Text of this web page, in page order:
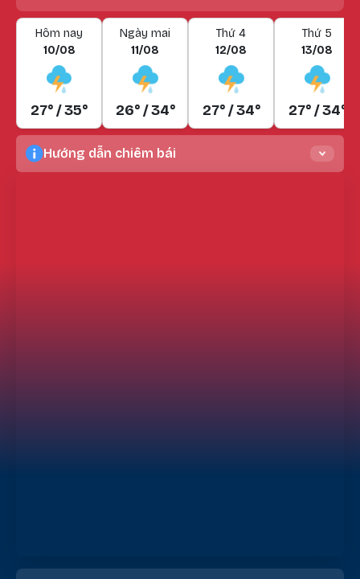
Hôm nay
10/08
27° / 35°
Ngày mai
11/08
26° / 34°
Thứ 4
12/08
27° / 34°
Thứ 5
13/08
27° / 34°
Hướng dẫn chiêm bái